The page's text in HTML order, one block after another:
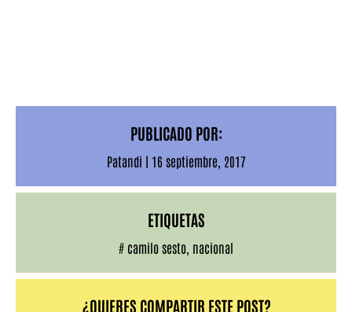
PUBLICADO POR:
Patandi | 16 septiembre, 2017
ETIQUETAS
# camilo sesto nacional
¿QUIERES COMPARTIR ESTE POST?